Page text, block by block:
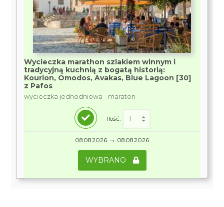
Wycieczka marathon szlakiem winnym i
tradycyjną kuchnią z bogatą historią:
Kourion, Omodos, Avakas, Blue Lagoon [30]
z Pafos
wycieczka jednodniowa - maraton
Ilość:
08.08.2026 → 08.08.2026
WYBRANO